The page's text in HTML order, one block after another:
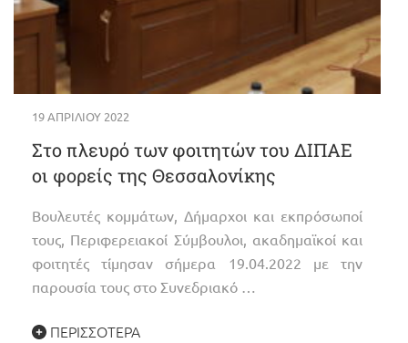
19 ΑΠΡΙΛΊΟΥ 2022
Στο πλευρό των φοιτητών του ΔΙΠΑΕ
οι φορείς της Θεσσαλονίκης
Βουλευτές κομμάτων, Δήμαρχοι και εκπρόσωποί
τους, Περιφερειακοί Σύμβουλοι, ακαδημαϊκοί και
φοιτητές τίμησαν σήμερα 19.04.2022 με την
παρουσία τους στο Συνεδριακό …
ΠΕΡΙΣΣΌΤΕΡΑ